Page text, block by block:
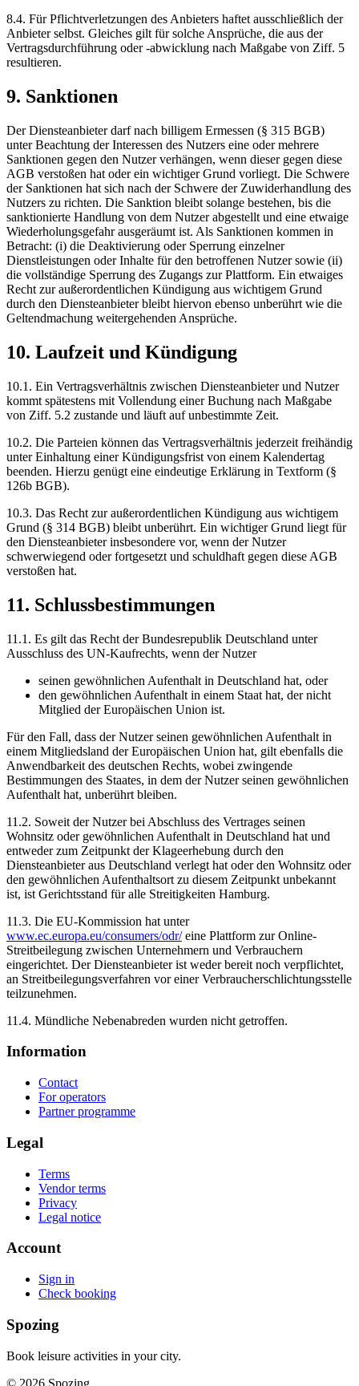
8.4. Für Pflichtverletzungen des Anbieters haftet ausschließlich der
Anbieter selbst. Gleiches gilt für solche Ansprüche, die aus der
Vertragsdurchführung oder -abwicklung nach Maßgabe von Ziff. 5
resultieren.
9. Sanktionen
Der Diensteanbieter darf nach billigem Ermessen (§ 315 BGB)
unter Beachtung der Interessen des Nutzers eine oder mehrere
Sanktionen gegen den Nutzer verhängen, wenn dieser gegen diese
AGB verstoßen hat oder ein wichtiger Grund vorliegt. Die Schwere
der Sanktionen hat sich nach der Schwere der Zuwiderhandlung des
Nutzers zu richten. Die Sanktion bleibt solange bestehen, bis die
sanktionierte Handlung von dem Nutzer abgestellt und eine etwaige
Wiederholungsgefahr ausgeräumt ist. Als Sanktionen kommen in
Betracht: (i) die Deaktivierung oder Sperrung einzelner
Dienstleistungen oder Inhalte für den betroffenen Nutzer sowie (ii)
die vollständige Sperrung des Zugangs zur Plattform. Ein etwaiges
Recht zur außerordentlichen Kündigung aus wichtigem Grund
durch den Diensteanbieter bleibt hiervon ebenso unberührt wie die
Geltendmachung weitergehenden Ansprüche.
10. Laufzeit und Kündigung
10.1. Ein Vertragsverhältnis zwischen Diensteanbieter und Nutzer
kommt spätestens mit Vollendung einer Buchung nach Maßgabe
von Ziff. 5.2 zustande und läuft auf unbestimmte Zeit.
10.2. Die Parteien können das Vertragsverhältnis jederzeit freihändig
unter Einhaltung einer Kündigungsfrist von einem Kalendertag
beenden. Hierzu genügt eine eindeutige Erklärung in Textform (§
126b BGB).
10.3. Das Recht zur außerordentlichen Kündigung aus wichtigem
Grund (§ 314 BGB) bleibt unberührt. Ein wichtiger Grund liegt für
den Diensteanbieter insbesondere vor, wenn der Nutzer
schwerwiegend oder fortgesetzt und schuldhaft gegen diese AGB
verstoßen hat.
11. Schlussbestimmungen
11.1. Es gilt das Recht der Bundesrepublik Deutschland unter
Ausschluss des UN-Kaufrechts, wenn der Nutzer
seinen gewöhnlichen Aufenthalt in Deutschland hat, oder
den gewöhnlichen Aufenthalt in einem Staat hat, der nicht
Mitglied der Europäischen Union ist.
Für den Fall, dass der Nutzer seinen gewöhnlichen Aufenthalt in
einem Mitgliedsland der Europäischen Union hat, gilt ebenfalls die
Anwendbarkeit des deutschen Rechts, wobei zwingende
Bestimmungen des Staates, in dem der Nutzer seinen gewöhnlichen
Aufenthalt hat, unberührt bleiben.
11.2. Soweit der Nutzer bei Abschluss des Vertrages seinen
Wohnsitz oder gewöhnlichen Aufenthalt in Deutschland hat und
entweder zum Zeitpunkt der Klageerhebung durch den
Diensteanbieter aus Deutschland verlegt hat oder den Wohnsitz oder
den gewöhnlichen Aufenthaltsort zu diesem Zeitpunkt unbekannt
ist, ist Gerichtsstand für alle Streitigkeiten Hamburg.
11.3. Die EU-Kommission hat unter
www.ec.europa.eu/consumers/odr/ eine Plattform zur Online-
Streitbeilegung zwischen Unternehmern und Verbrauchern
eingerichtet. Der Diensteanbieter ist weder bereit noch verpflichtet,
an Streitbeilegungsverfahren vor einer Verbraucherschlichtungsstelle
teilzunehmen.
11.4. Mündliche Nebenabreden wurden nicht getroffen.
Information
Contact
For operators
Partner programme
Legal
Terms
Vendor terms
Privacy
Legal notice
Account
Sign in
Check booking
Spozing
Book leisure activities in your city.
© 2026 Spozing